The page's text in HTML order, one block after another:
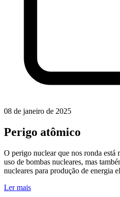
08 de janeiro de 2025
Perigo atômico
O perigo nuclear que nos ronda está
uso de bombas nucleares, mas
nucleares para produção de energia
Ler mais